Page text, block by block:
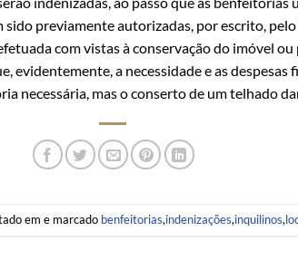
sido previamente autorizadas, por escrito,
com vistas à conservação do imóvel
evidentemente, a necessidade e as
necessária, mas o conserto de um telhado
em e marcado benfeitorias,indenizações,inquilinos,